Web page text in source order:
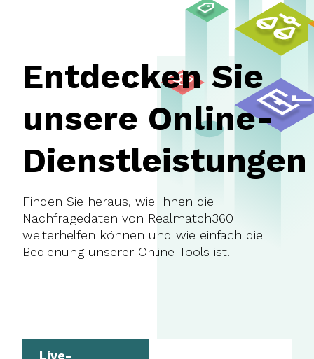
Entdecken Sie
unsere Online-
Dienstleistungen
Finden Sie heraus, wie Ihnen die
Nachfragedaten von Realmatch360
weiterhelfen können und wie einfach die
Bedienung unserer Online-Tools ist.
Live-